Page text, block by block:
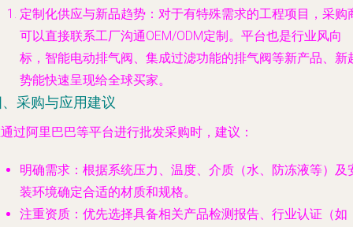
定制化供应与新品趋势 ：对于有特殊需求的工程项目，采购
可以直接联系工厂沟通OEM/ODM定制。平台也是行业风向
标，智能电动排气阀、集成过滤功能的排气阀等新产品、新
势能快速呈现给全球买家。
采购与应用建议
过阿里巴巴等平台进行批发采购时，建议：
明确需求 ：根据系统压力、温度、介质（水、防冻液等）及
装环境确定合适的材质和规格。
注重资质 ：优先选择具备相关产品检测报告、行业认证（如